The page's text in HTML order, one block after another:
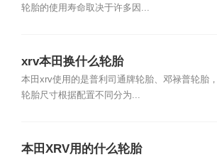
轮胎的使用寿命取决于许多因...
xrv本田换什么轮胎
本田xrv使用的是普利司通牌轮胎、邓禄普轮胎，
轮胎尺寸根据配置不同分为...
本田XRV用的什么轮胎